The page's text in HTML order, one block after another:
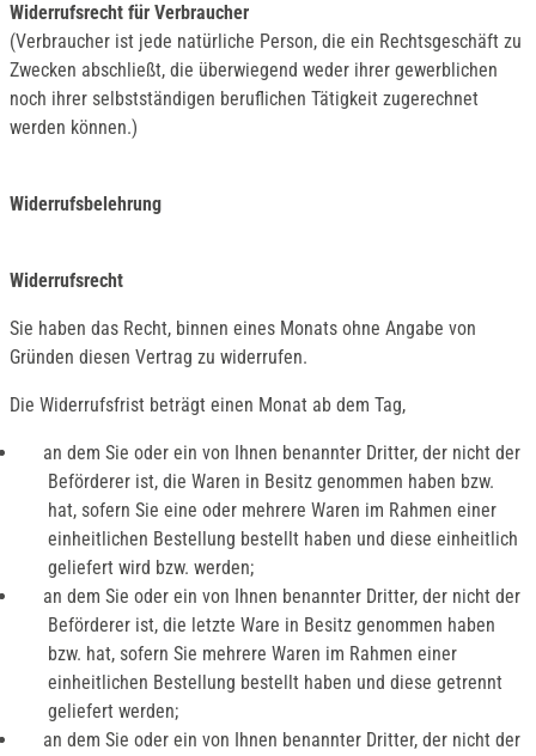
Widerrufsrecht für Verbraucher
(Verbraucher ist jede natürliche Person, die ein Rechtsgeschäft zu
Zwecken abschließt, die überwiegend weder ihrer gewerblichen
noch ihrer selbstständigen beruflichen Tätigkeit zugerechnet
werden können.)
Widerrufsbelehrung
Widerrufsrecht
Sie haben das Recht, binnen eines Monats ohne Angabe von
Gründen diesen Vertrag zu widerrufen.
Die Widerrufsfrist beträgt einen Monat ab dem Tag,
an dem Sie oder ein von Ihnen benannter Dritter, der nicht der
Beförderer ist, die Waren in Besitz genommen haben bzw.
hat, sofern Sie eine oder mehrere Waren im Rahmen einer
einheitlichen Bestellung bestellt haben und diese einheitlich
geliefert wird bzw. werden;
an dem Sie oder ein von Ihnen benannter Dritter, der nicht der
Beförderer ist, die letzte Ware in Besitz genommen haben
bzw. hat, sofern Sie mehrere Waren im Rahmen einer
einheitlichen Bestellung bestellt haben und diese getrennt
geliefert werden;
an dem Sie oder ein von Ihnen benannter Dritter, der nicht der